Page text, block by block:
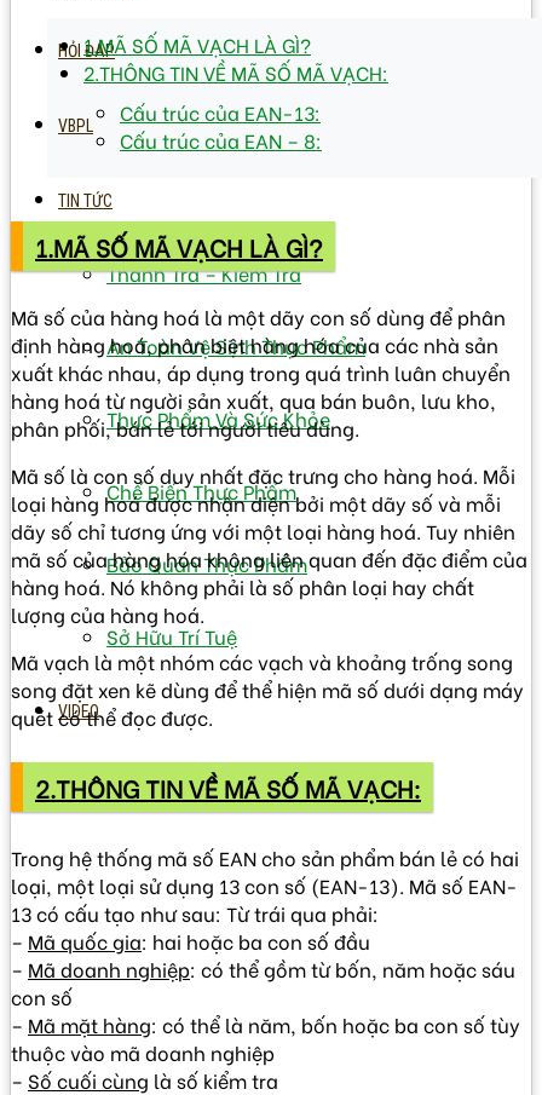
HỎI ĐÁP
VBPL
TIN TỨC
Thanh Tra – Kiếm Tra
An Toàn Vệ Sinh Thực Phẩm
Thực Phẩm Và Sức Khỏe
Chế Biến Thực Phẩm
Bảo Quản Thực Phẩm
Sở Hữu Trí Tuệ
VIDEO
1.MÃ SỐ MÃ VẠCH LÀ GÌ?
2.THÔNG TIN VỀ MÃ SỐ MÃ VẠCH:
Cấu trúc của EAN-13:
Cấu trúc của EAN – 8:
1.MÃ SỐ MÃ VẠCH LÀ GÌ?
Mã số của hàng hoá là một dãy con số dùng để phân
định hàng hoá, phân biệt hàng hóa của các nhà sản
xuất khác nhau, áp dụng trong quá trình luân chuyển
hàng hoá từ người sản xuất, qua bán buôn, lưu kho,
phân phối, bán lẻ tới người tiêu dùng.
Mã số là con số duy nhất đặc trưng cho hàng hoá. Mỗi
loại hàng hoá được nhận diện bởi một dãy số và mỗi
dãy số chỉ tương ứng với một loại hàng hoá. Tuy nhiên
mã số của hàng hóa không liên quan đến đặc điểm của
hàng hoá. Nó không phải là số phân loại hay chất
lượng của hàng hoá.
Mã vạch là một nhóm các vạch và khoảng trống song
song đặt xen kẽ dùng để thể hiện mã số dưới dạng máy
quét có thể đọc được.
2.THÔNG TIN VỀ MÃ SỐ MÃ VẠCH:
Trong hệ thống mã số EAN cho sản phẩm bán lẻ có hai
loại, một loại sử dụng 13 con số (EAN-13). Mã số EAN-
13 có cấu tạo như sau: Từ trái qua phải:
– Mã quốc gia: hai hoặc ba con số đầu
– Mã doanh nghiệp: có thể gồm từ bốn, năm hoặc sáu
con số
– Mã mặt hàng: có thể là năm, bốn hoặc ba con số tùy
thuộc vào mã doanh nghiệp
– Số cuối cùng là số kiểm tra